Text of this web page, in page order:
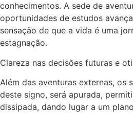
conhecimentos. A sede de
oportunidades de estudos
sensação de que a vida é uma
estagnação.
Clareza nas decisões futuras e
Além das aventuras externas, os
deste signo, será apurada,
dissipada, dando lugar a um